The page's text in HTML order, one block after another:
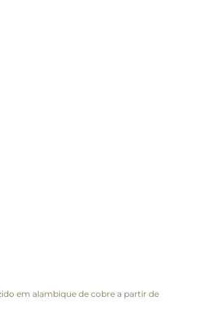
em alambique de cobre a partir de